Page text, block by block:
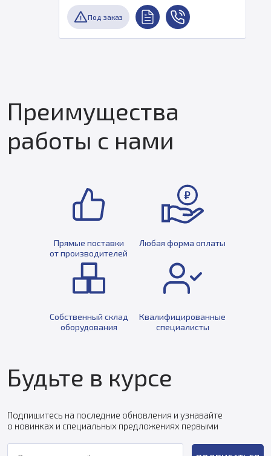
Под заказ
Преимущества
работы с нами
Прямые поставки
от производителей
Любая форма оплаты
Собственный склад
оборудования
Квалифицированные
специалисты
Будьте в курсе
Подпишитесь на последние обновления и узнавайте
о новинках и специальных предложениях первыми